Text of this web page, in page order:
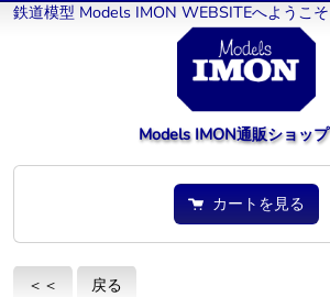
鉄道模型 Models IMON WEBSITEへようこそ
Models IMON通販ショップ
カートを見る
＜＜ 戻る